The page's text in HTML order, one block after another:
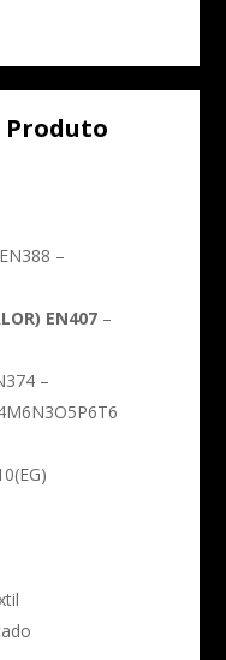
Produto
–
EN407 –
–